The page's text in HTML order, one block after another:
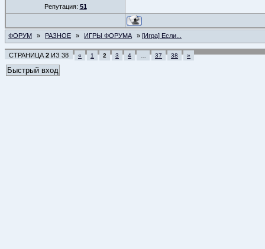
Репутация: 51
ФОРУМ » РАЗНОЕ » ИГРЫ ФОРУМА » [Игра] Если...
СТРАНИЦА 2 ИЗ 38 « 1 2 3 4 37 38 »